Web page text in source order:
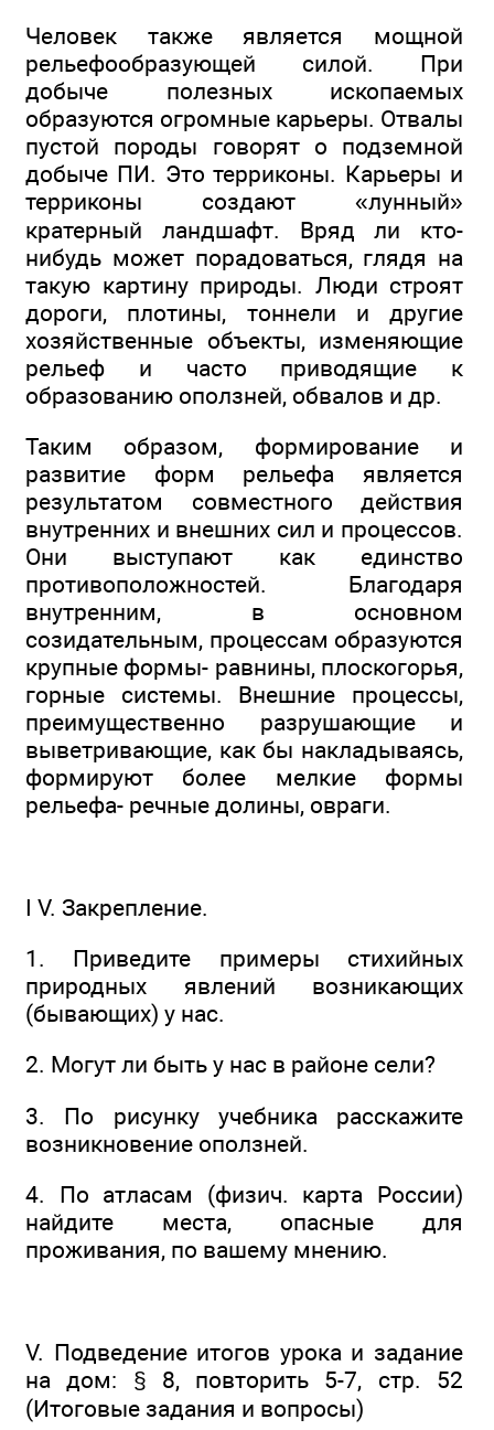
Человек также является мощной
рельефообразующей силой. При
добыче полезных ископаемых
образуются огромные карьеры. Отвалы
пустой породы говорят о подземной
добыче ПИ. Это терриконы. Карьеры и
терриконы создают «лунный»
кратерный ландшафт. Вряд ли кто-
нибудь может порадоваться, глядя на
такую картину природы. Люди строят
дороги, плотины, тоннели и другие
хозяйственные объекты, изменяющие
рельеф и часто приводящие к
образованию оползней, обвалов и др.
Таким образом, формирование и
развитие форм рельефа является
результатом совместного действия
внутренних и внешних сил и процессов.
Они выступают как единство
противоположностей. Благодаря
внутренним, в основном
созидательным, процессам образуются
крупные формы- равнины, плоскогорья,
горные системы. Внешние процессы,
преимущественно разрушающие и
выветривающие, как бы накладываясь,
формируют более мелкие формы
рельефа- речные долины, овраги.
I V. Закрепление.
1. Приведите примеры стихийных
природных явлений возникающих
(бывающих) у нас.
2. Могут ли быть у нас в районе сели?
3. По рисунку учебника расскажите
возникновение оползней.
4. По атласам (физич. карта России)
найдите места, опасные для
проживания, по вашему мнению.
V. Подведение итогов урока и задание
на дом: § 8, повторить 5-7, стр. 52
(Итоговые задания и вопросы)